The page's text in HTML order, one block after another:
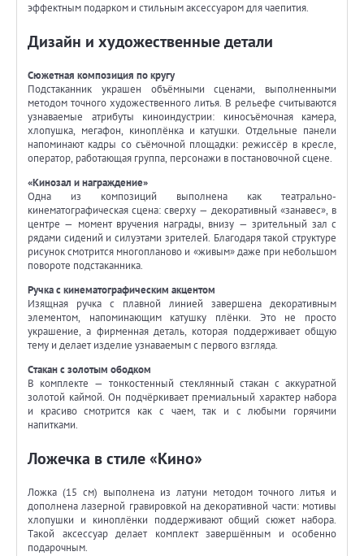
эффектным подарком и стильным аксессуаром для чаепития.
Дизайн и художественные детали
Сюжетная композиция по кругу
Подстаканник украшен объёмными сценами, выполненными
методом точного художественного литья. В рельефе считываются
узнаваемые атрибуты киноиндустрии: киносъёмочная камера,
хлопушка, мегафон, киноплёнка и катушки. Отдельные панели
напоминают кадры со съёмочной площадки: режиссёр в кресле,
оператор, работающая группа, персонажи в постановочной сцене.
«Кинозал и награждение»
Одна из композиций выполнена как театрально-
кинематографическая сцена: сверху — декоративный «занавес», в
центре — момент вручения награды, внизу — зрительный зал с
рядами сидений и силуэтами зрителей. Благодаря такой структуре
рисунок смотрится многопланово и «живым» даже при небольшом
повороте подстаканника.
Ручка с кинематографическим акцентом
Изящная ручка с плавной линией завершена декоративным
элементом, напоминающим катушку плёнки. Это не просто
украшение, а фирменная деталь, которая поддерживает общую
тему и делает изделие узнаваемым с первого взгляда.
Стакан с золотым ободком
В комплекте — тонкостенный стеклянный стакан с аккуратной
золотой каймой. Он подчёркивает премиальный характер набора
и красиво смотрится как с чаем, так и с любыми горячими
напитками.
Ложечка в стиле «Кино»
Ложка (15 см) выполнена из латуни методом точного литья и
дополнена лазерной гравировкой на декоративной части: мотивы
хлопушки и киноплёнки поддерживают общий сюжет набора.
Такой аксессуар делает комплект завершённым и особенно
подарочным.